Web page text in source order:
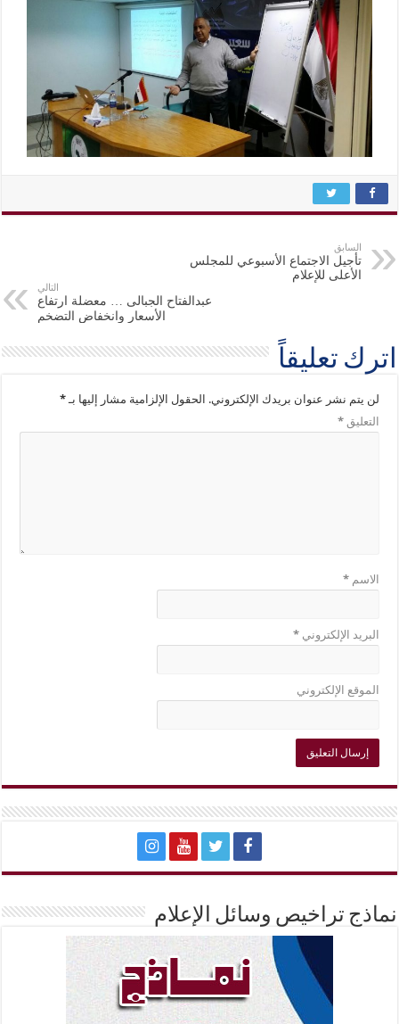
السابق
تأجيل الاجتماع الأسبوعي للمجلس
الأعلى للإعلام
التالي
عبدالفتاح الجبالى … معضلة ارتفاع
الأسعار وانخفاض التضخم
اترك تعليقاً
لن يتم نشر عنوان بريدك الإلكتروني. الحقول الإلزامية مشار إليها بـ*
التعليق*
الاسم*
البريد الإلكتروني*
الموقع الإلكتروني
نماذج تراخيص وسائل الإعلام